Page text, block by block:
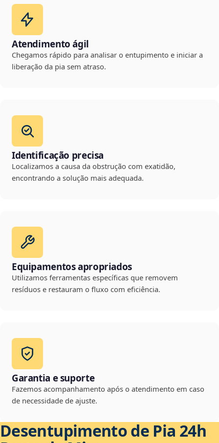
Atendimento ágil
Chegamos rápido para analisar o entupimento e iniciar a
liberação da pia sem atraso.
Identificação precisa
Localizamos a causa da obstrução com exatidão,
encontrando a solução mais adequada.
Equipamentos apropriados
Utilizamos ferramentas específicas que removem
resíduos e restauram o fluxo com eficiência.
Garantia e suporte
Fazemos acompanhamento após o atendimento em caso
de necessidade de ajuste.
Desentupimento de Pia 24h